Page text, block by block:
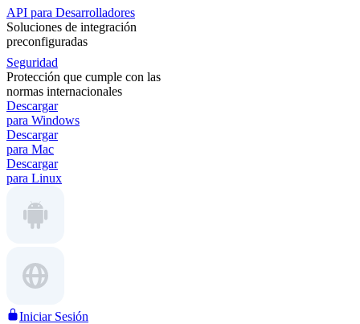
API para Desarrolladores
Soluciones de integración
preconfiguradas
Seguridad
Protección que cumple con las
normas internacionales
Descargar
para Windows
Descargar
para Mac
Descargar
para Linux
Iniciar Sesión